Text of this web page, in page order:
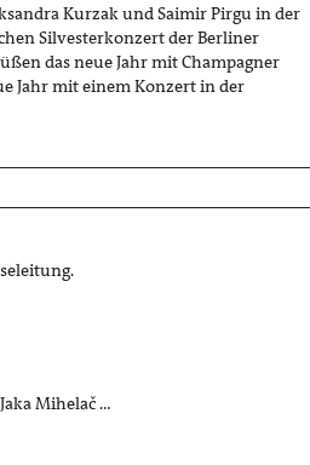
Kurzak und Saimir Pirgu in der
Silvesterkonzert der Berliner
das neue Jahr mit Champagner
Jahr mit einem Konzert in der
Mihelač …